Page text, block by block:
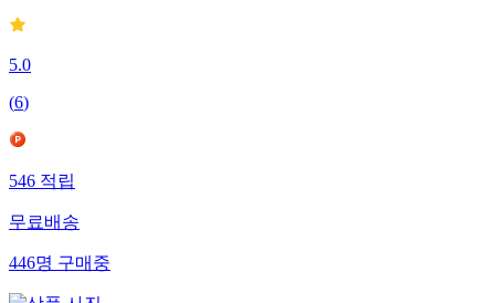
5.0
(6)
546적립
무료배송
446명구매중